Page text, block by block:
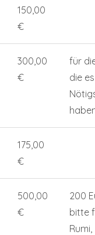
150,00
€
300,00
€
für
die
175,00
€
500,00
€
200
bitte